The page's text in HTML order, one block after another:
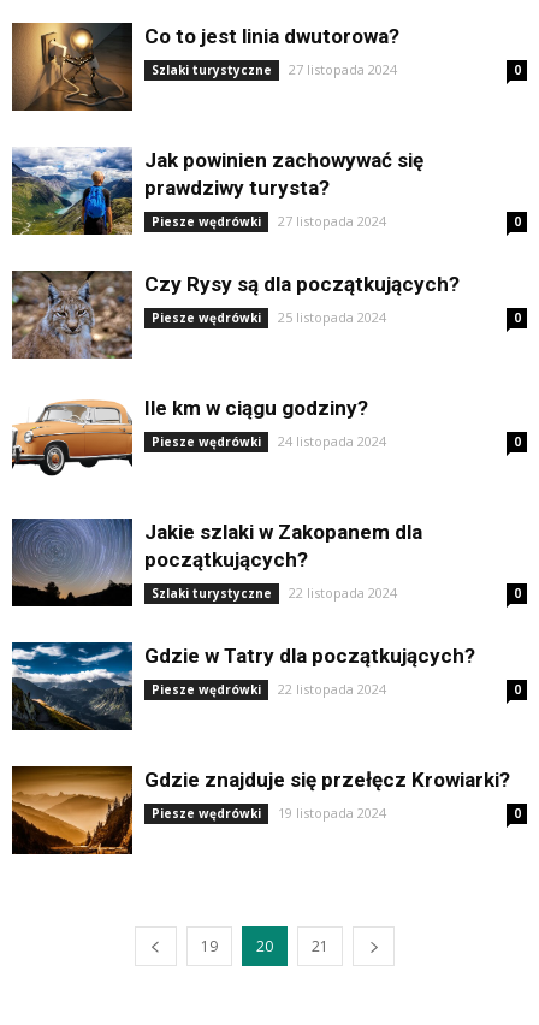
Co to jest linia dwutorowa?
Szlaki turystyczne 27 listopada 2024 0
Jak powinien zachowywać się
prawdziwy turysta?
Piesze wędrówki 27 listopada 2024 0
Czy Rysy są dla początkujących?
Piesze wędrówki 25 listopada 2024 0
Ile km w ciągu godziny?
Piesze wędrówki 24 listopada 2024 0
Jakie szlaki w Zakopanem dla
początkujących?
Szlaki turystyczne 22 listopada 2024 0
Gdzie w Tatry dla początkujących?
Piesze wędrówki 22 listopada 2024 0
Gdzie znajduje się przełęcz Krowiarki?
Piesze wędrówki 19 listopada 2024 0
19 20 21